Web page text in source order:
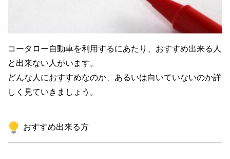
コータロー自動車を利用するにあたり、おすすめ出来る人
と出来ない人がいます。
どんな人におすすめなのか、あるいは向いていないのか詳
しく見ていきましょう。
おすすめ出来る方